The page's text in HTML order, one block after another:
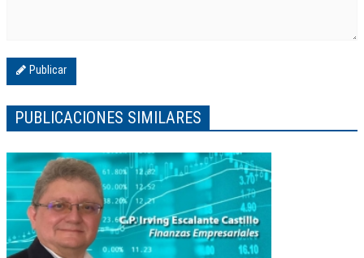
Publicar
PUBLICACIONES SIMILARES